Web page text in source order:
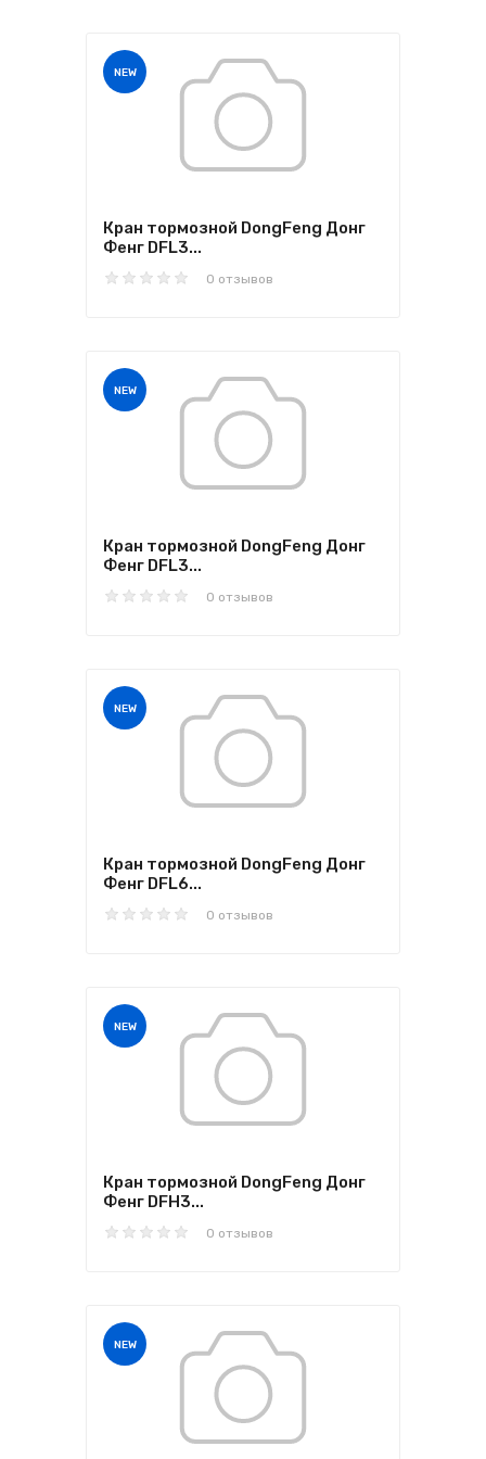
NEW
Кран тормозной DongFeng Донг
Фенг DFL3...
0 отзывов
NEW
Кран тормозной DongFeng Донг
Фенг DFL3...
0 отзывов
NEW
Кран тормозной DongFeng Донг
Фенг DFL6...
0 отзывов
NEW
Кран тормозной DongFeng Донг
Фенг DFH3...
0 отзывов
NEW